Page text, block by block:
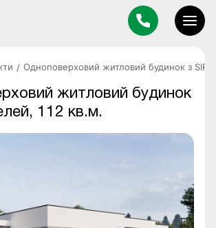
Одноповерховий житловий будинок з SIP
житловий будинок
112 кв.м.